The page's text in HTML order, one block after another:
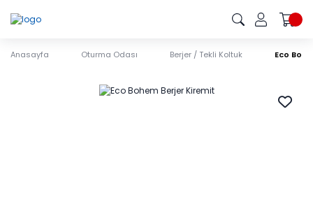
Anasayfa Oturma Odası Berjer / Tekli Koltuk Eco